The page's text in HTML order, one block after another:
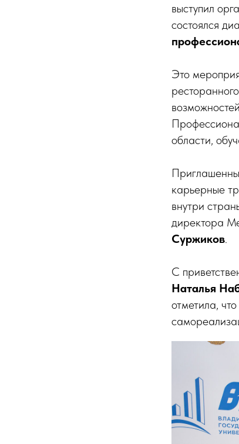
выступил
состоялся
Это
области,
карьерные
внутри
директора
Суржиков.
С
Наталья
отметила,